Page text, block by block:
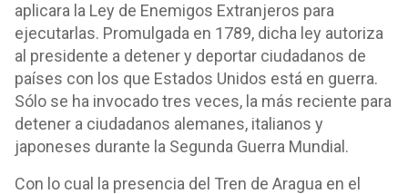
aplicara la Ley de Enemigos Extranjeros para
ejecutarlas. Promulgada en 1789, dicha ley autoriza
al presidente a detener y deportar ciudadanos de
países con los que Estados Unidos está en guerra.
Sólo se ha invocado tres veces, la más reciente para
detener a ciudadanos alemanes, italianos y
japoneses durante la Segunda Guerra Mundial.
Con lo cual la presencia del Tren de Aragua en el